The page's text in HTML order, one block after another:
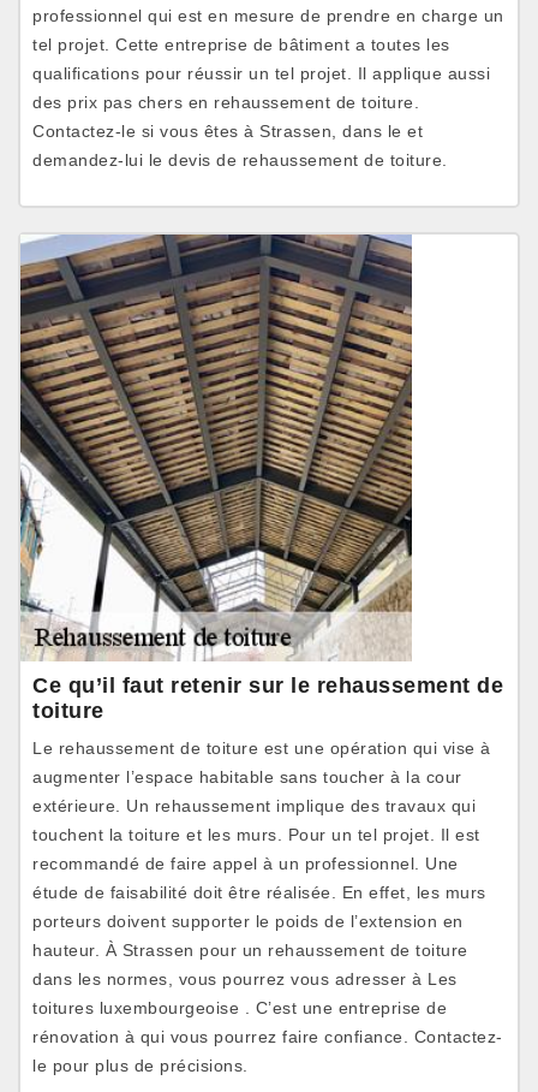
professionnel qui est en mesure de prendre en charge un
tel projet. Cette entreprise de bâtiment a toutes les
qualifications pour réussir un tel projet. Il applique aussi
des prix pas chers en rehaussement de toiture.
Contactez-le si vous êtes à Strassen, dans le et
demandez-lui le devis de rehaussement de toiture.
Ce qu’il faut retenir sur le rehaussement de
toiture
Le rehaussement de toiture est une opération qui vise à
augmenter l’espace habitable sans toucher à la cour
extérieure. Un rehaussement implique des travaux qui
touchent la toiture et les murs. Pour un tel projet. Il est
recommandé de faire appel à un professionnel. Une
étude de faisabilité doit être réalisée. En effet, les murs
porteurs doivent supporter le poids de l’extension en
hauteur. À Strassen pour un rehaussement de toiture
dans les normes, vous pourrez vous adresser à Les
toitures luxembourgeoise . C’est une entreprise de
rénovation à qui vous pourrez faire confiance. Contactez-
le pour plus de précisions.